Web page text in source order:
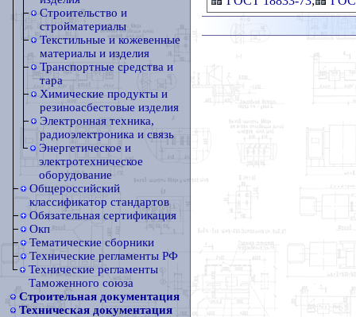
Строительство и
стройматериалы
Текстильные и кожевенные
материалы и изделия
Транспортные средства и
тара
Химические продукты и
резиноасбестовые изделия
Электронная техника,
радиоэлектроника и связь
Энергетическое и
электротехническое
оборудование
Общероссийский
классификатор стандартов
Обязательная сертификация
Окп
Тематические сборники
Технические регламенты РФ
Технические регламенты
Таможенного союза
Строительная документация
Техническая документация